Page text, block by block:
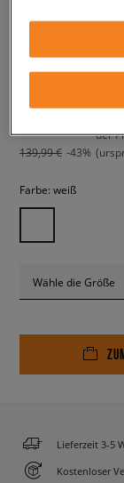
NIKE W AF1
der
139,99 € -43%
Farbe: weiß
Wähle die Größe
Lieferzeit 3-5
Kostenloser